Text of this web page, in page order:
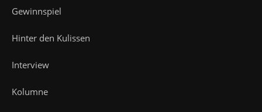
Gewinnspiel
Hinter den Kulissen
Interview
Kolumne